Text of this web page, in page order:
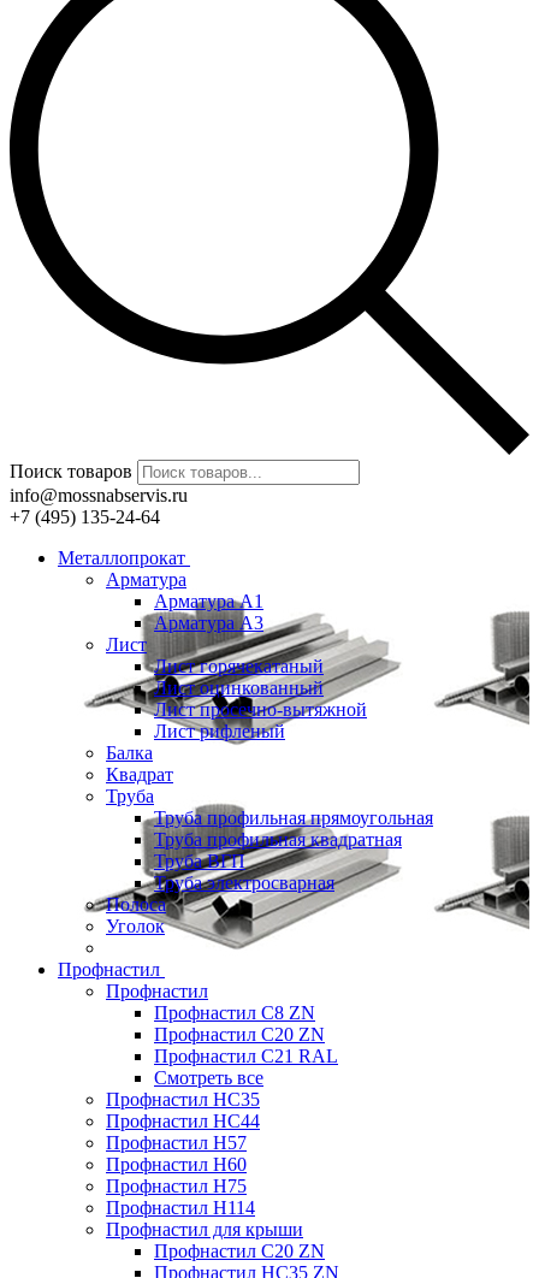
Поиск товаров
info@mossnabservis.ru
+7 (495) 135-24-64
Металлопрокат
Арматура
Арматура А1
Арматура А3
Лист
Лист горячекатаный
Лист оцинкованный
Лист просечно-вытяжной
Лист рифленый
Балка
Квадрат
Труба
Труба профильная прямоугольная
Труба профильная квадратная
Труба ВГП
Труба электросварная
Полоса
Уголок
Профнастил
Профнастил
Профнастил С8 ZN
Профнастил С20 ZN
Профнастил С21 RAL
Смотреть все
Профнастил HC35
Профнастил HC44
Профнастил H57
Профнастил H60
Профнастил H75
Профнастил H114
Профнастил для крыши
Профнастил С20 ZN
Профнастил НС35 ZN